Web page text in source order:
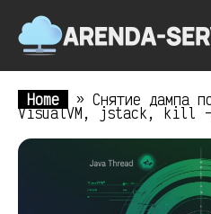
Home » Снятие дампа
VisualVM, jstack, kill -